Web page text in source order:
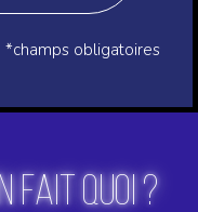
*champs obligatoires
FAIT QUOI ?